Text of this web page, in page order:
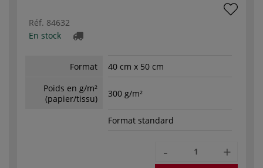
Réf. 84632
En stock
Format
40 cm x 50 cm
Poids en g/m²
(papier/tissu)
300 g/m²
Format standard
- +